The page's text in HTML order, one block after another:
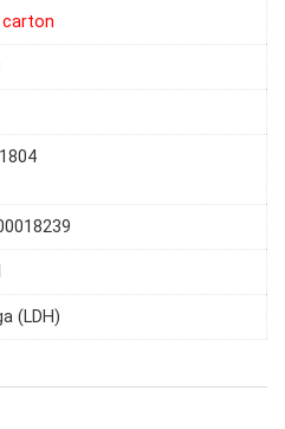
(LDH)